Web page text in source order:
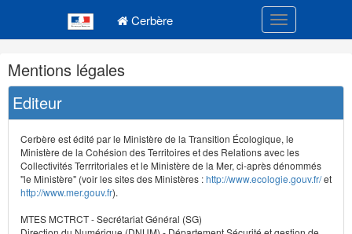
Cerbère Toggle
Navigation
et
outils
annexes
Mentions légales
Editeur
Cerbère est édité par le Ministère de la Transition Écologique, le
Ministère de la Cohésion des Territoires et des Relations avec les
Collectivités Terrritoriales et le Ministère de la Mer, ci-après dénommés
"le Ministère" (voir les sites des Ministères :http://www.ecologie.gouv.fr/et
http://www.mer.gouv.fr).
MTES MCTRCT - Secrétariat Général (SG)